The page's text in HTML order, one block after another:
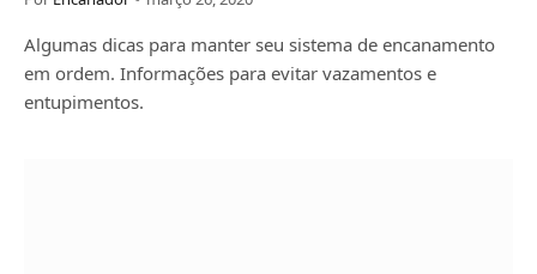
Algumas dicas para manter seu sistema de encanamento
em ordem. Informações para evitar vazamentos e
entupimentos.